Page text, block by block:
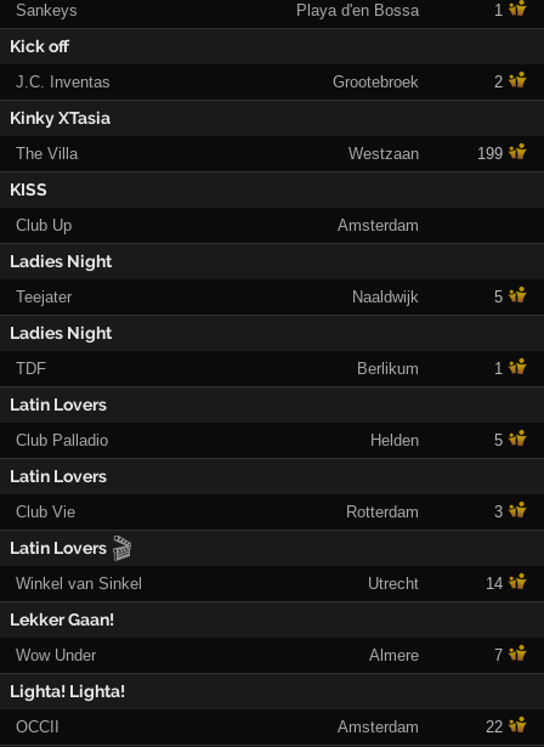
Sankeys Playa d'en Bossa 1
Kick off
J.C. Inventas Grootebroek 2
Kinky XTasia
The Villa Westzaan 199
KISS
Club Up Amsterdam
Ladies Night
Teejater Naaldwijk 5
Ladies Night
TDF Berlikum 1
Latin Lovers
Club Palladio Helden 5
Latin Lovers
Club Vie Rotterdam 3
Latin Lovers 🎬
Winkel van Sinkel Utrecht 14
Lekker Gaan!
Wow Under Almere 7
Lighta! Lighta!
OCCII Amsterdam 22